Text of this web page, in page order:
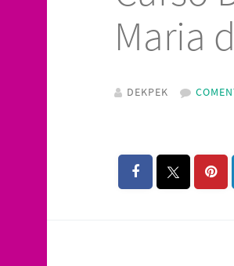
Maria
DEKPEK